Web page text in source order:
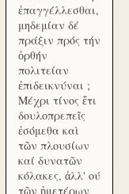
ἐπαγγέλλεσθαι,
μηδεμίαν δέ
πράξιν πρός τήν
ὀρθήν
πολιτείαν
ἐπιδεικνύναι ;
Μέχρι τίνος ἔτι
δουλοπρεπεῖς
ἐσόμεθα καὶ
τῶν πλουσίων
καί δυνατῶν
κόλακες, ἀλλ' ού
τῶν ἡμετέρων